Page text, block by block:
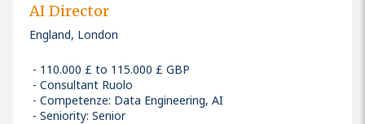
AI Director
England, London
110.000 £ to 115.000 £ GBP
Consultant Ruolo
Competenze: Data Engineering, AI
Seniority: Senior